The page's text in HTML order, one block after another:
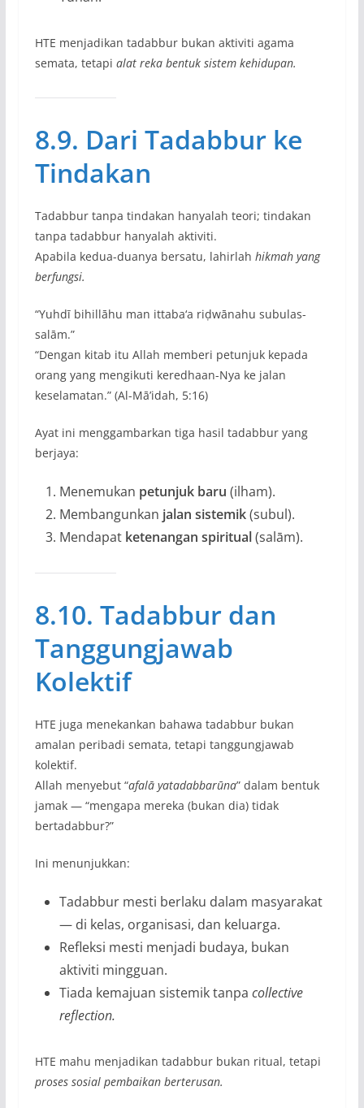
HTE menjadikan tadabbur bukan aktiviti agama
semata, tetapi alat reka bentuk sistem kehidupan.
8.9. Dari Tadabbur ke
Tindakan
Tadabbur tanpa tindakan hanyalah teori; tindakan
tanpa tadabbur hanyalah aktiviti.
Apabila kedua-duanya bersatu, lahirlah hikmah yang
berfungsi.
“Yuhdī bihillāhu man ittaba‘a riḍwānahu subulas-
salām.”
“Dengan kitab itu Allah memberi petunjuk kepada
orang yang mengikuti keredhaan-Nya ke jalan
keselamatan.” (Al-Mā’idah, 5:16)
Ayat ini menggambarkan tiga hasil tadabbur yang
berjaya:
Menemukan petunjuk baru (ilham).
Membangunkan jalan sistemik(subul).
Mendapat ketenangan spiritual(salām).
8.10. Tadabbur dan
Tanggungjawab
Kolektif
HTE juga menekankan bahawa tadabbur bukan
amalan peribadi semata, tetapi tanggungjawab
kolektif.
Allah menyebut “afalā yatadabbarūna” dalam bentuk
jamak — “mengapa mereka (bukan dia) tidak
bertadabbur?”
Ini menunjukkan:
Tadabbur mesti berlaku dalam masyarakat
— di kelas, organisasi, dan keluarga.
Refleksi mesti menjadi budaya, bukan
aktiviti mingguan.
Tiada kemajuan sistemik tanpa collective
reflection.
HTE mahu menjadikan tadabbur bukan ritual, tetapi
proses sosial pembaikan berterusan.